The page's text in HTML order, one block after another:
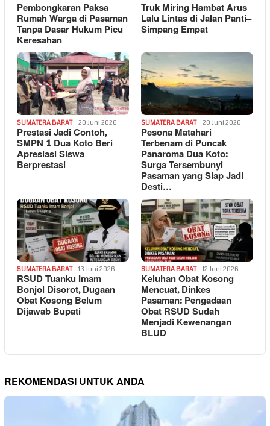
Pembongkaran Paksa
Rumah Warga di Pasaman
Tanpa Dasar Hukum Picu
Keresahan
Truk Miring Hambat Arus
Lalu Lintas di Jalan Panti–
Simpang Empat
SUMATERA BARAT 20 Juni 2026
Prestasi Jadi Contoh,
SMPN 1 Dua Koto Beri
Apresiasi Siswa
Berprestasi
SUMATERA BARAT 20 Juni 2026
Pesona Matahari
Terbenam di Puncak
Panaroma Dua Koto:
Surga Tersembunyi
Pasaman yang Siap Jadi
Desti…
SUMATERA BARAT 13 Juni 2026
RSUD Tuanku Imam
Bonjol Disorot, Dugaan
Obat Kosong Belum
Dijawab Bupati
SUMATERA BARAT 12 Juni 2026
Keluhan Obat Kosong
Mencuat, Dinkes
Pasaman: Pengadaan
Obat RSUD Sudah
Menjadi Kewenangan
BLUD
REKOMENDASI UNTUK ANDA